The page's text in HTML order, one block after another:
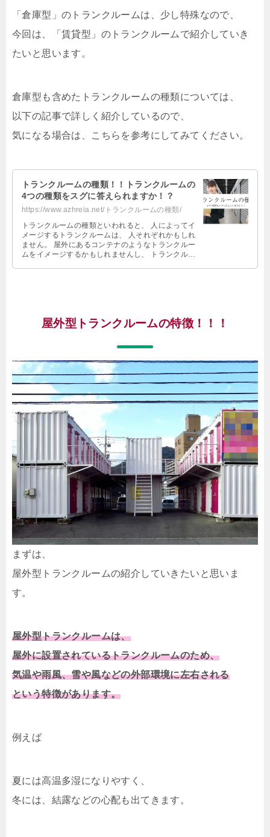
「倉庫型」のトランクルームは、少し特殊なので、
今回は、「賃貸型」のトランクルームで紹介していき
たいと思います。
倉庫型も含めたトランクルームの種類については、
以下の記事で詳しく紹介しているので、
気になる場合は、こちらを参考にしてみてください。
トランクルームの種類！！トランクルームの
4つの種類をスグに答えられますか！？
https://www.azhreia.net/トランクルームの種類/
トランクルームの種類といわれると、 人によってイ
メージするトランクルームは、 人それぞれかもしれ
ません。 屋外にあるコンテナのようなトランクルー
ムをイメージするかもしれませんし、 トランクルー
屋外型トランクルームの特徴！！！
まずは、
屋外型トランクルームの紹介していきたいと思いま
す。
屋外型トランクルームは、
屋外に設置されているトランクルームのため、
気温や雨風、雪や風などの外部環境に左右される
という特徴があります。
例えば
夏には高温多湿になりやすく、
冬には、結露などの心配も出てきます。